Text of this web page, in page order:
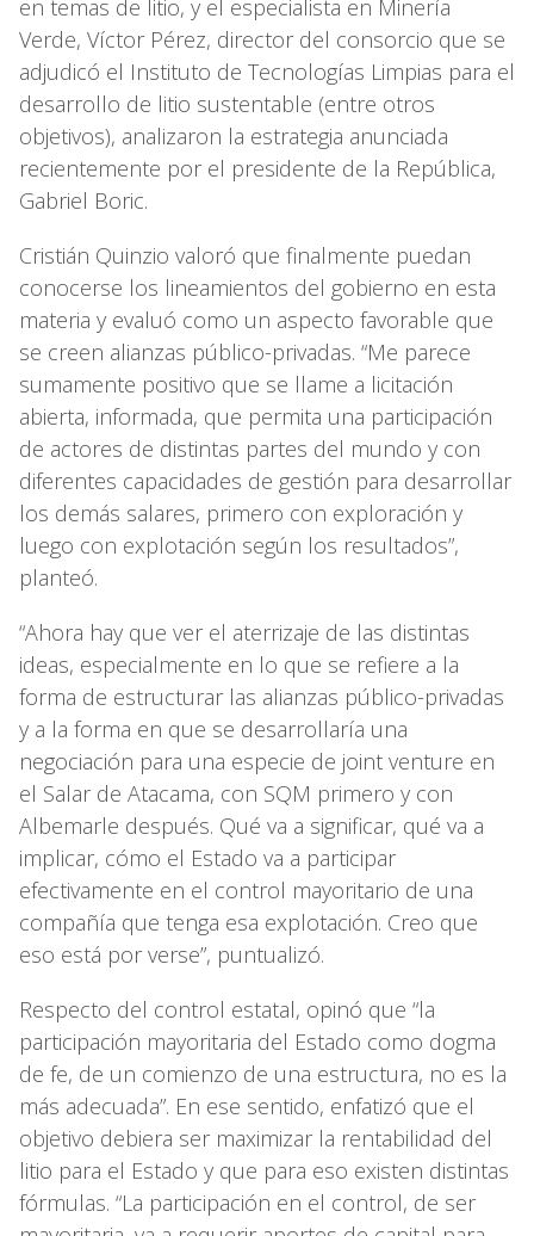
en temas de litio, y el especialista en Minería
Verde, Víctor Pérez, director del consorcio que se
adjudicó el Instituto de Tecnologías Limpias para el
desarrollo de litio sustentable (entre otros
objetivos), analizaron la estrategia anunciada
recientemente por el presidente de la República,
Gabriel Boric.
Cristián Quinzio valoró que finalmente puedan
conocerse los lineamientos del gobierno en esta
materia y evaluó como un aspecto favorable que
se creen alianzas público-privadas. “Me parece
sumamente positivo que se llame a licitación
abierta, informada, que permita una participación
de actores de distintas partes del mundo y con
diferentes capacidades de gestión para desarrollar
los demás salares, primero con exploración y
luego con explotación según los resultados”,
planteó.
“Ahora hay que ver el aterrizaje de las distintas
ideas, especialmente en lo que se refiere a la
forma de estructurar las alianzas público-privadas
y a la forma en que se desarrollaría una
negociación para una especie de joint venture en
el Salar de Atacama, con SQM primero y con
Albemarle después. Qué va a significar, qué va a
implicar, cómo el Estado va a participar
efectivamente en el control mayoritario de una
compañía que tenga esa explotación. Creo que
eso está por verse”, puntualizó.
Respecto del control estatal, opinó que “la
participación mayoritaria del Estado como dogma
de fe, de un comienzo de una estructura, no es la
más adecuada”. En ese sentido, enfatizó que el
objetivo debiera ser maximizar la rentabilidad del
litio para el Estado y que para eso existen distintas
fórmulas. “La participación en el control, de ser